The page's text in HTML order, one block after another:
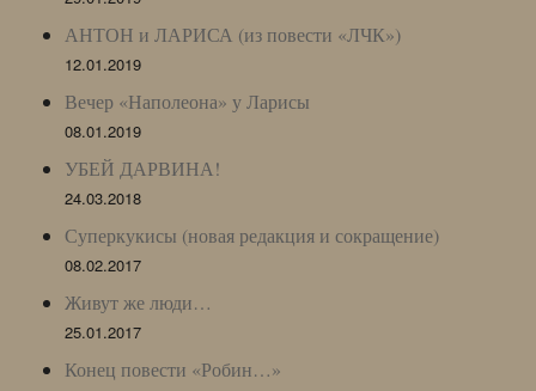
АНТОН и ЛАРИСА (из повести «ЛЧК»)
12.01.2019
Вечер «Наполеона» у Ларисы
08.01.2019
УБЕЙ ДАРВИНА!
24.03.2018
Суперкукисы (новая редакция и сокращение)
08.02.2017
Живут же люди…
25.01.2017
Конец повести «Робин…»